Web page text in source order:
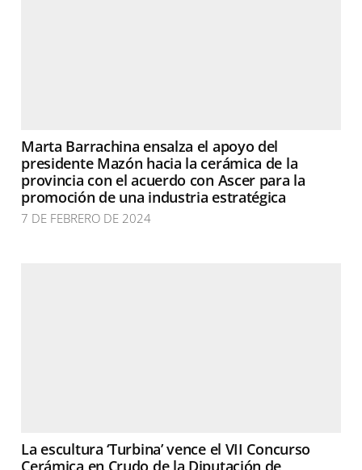
Marta Barrachina ensalza el apoyo del
presidente Mazón hacia la cerámica de la
provincia con el acuerdo con Ascer para la
promoción de una industria estratégica
7 DE FEBRERO DE 2024
La escultura ‘Turbina’ vence el VII Concurso
Cerámica en Crudo de la Diputación de